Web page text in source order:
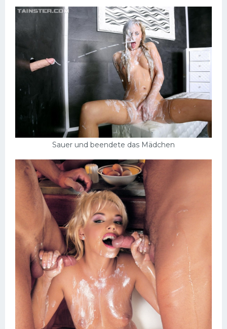
Sauer und beendete das Mädchen